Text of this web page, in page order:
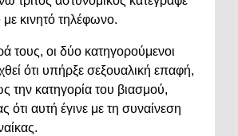
με κινητό τηλέφωνο.
τους, οι δύο κατηγορούμενοι
ότι υπήρξε σεξουαλική επαφή,
την κατηγορία του βιασμού,
ότι αυτή έγινε με τη συναίνεση